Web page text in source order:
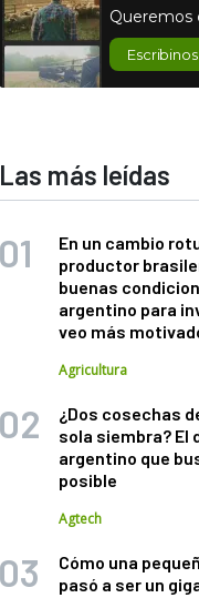
Queremos
Escribinos
Las más leídas
En un cambio
productor
buenas
argentino para
veo más
Agricultura
¿Dos cosechas
sola siembra? El
argentino que
posible
Agtech
Cómo una
pasó a ser un